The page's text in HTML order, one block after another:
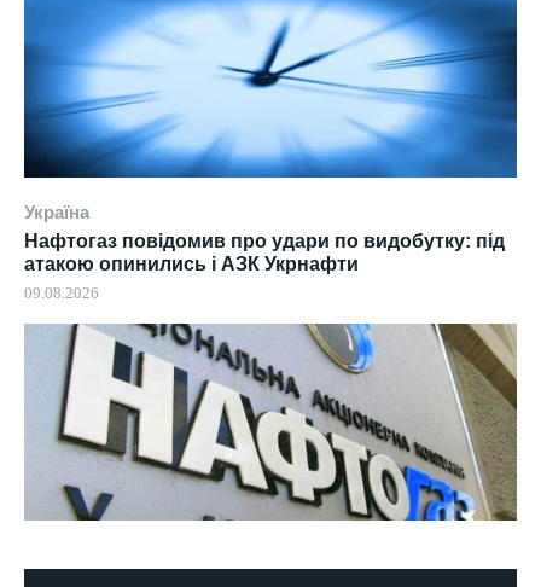
Україна
Нафтогаз повідомив про удари по видобутку: під
атакою опинились і АЗК Укрнафти
09.08.2026